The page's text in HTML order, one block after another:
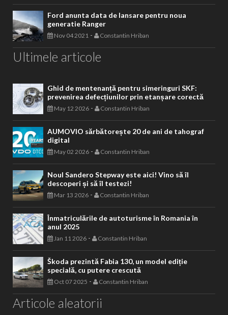
Ford anunta data de lansare pentru noua
generatie Ranger
Nov 04 2021 - Constantin Hriban
Ultimele articole
Ghid de mentenanță pentru simeringuri SKF:
prevenirea defecțiunilor prin etanșare corectă
May 12 2026 - Constantin Hriban
AUMOVIO sărbătorește 20 de ani de tahograf
digital
May 02 2026 - Constantin Hriban
Noul Sandero Stepway este aici! Vino să îl
descoperi și să îl testezi!
Mar 13 2026 - Constantin Hriban
Înmatriculările de autoturisme în Romania în
anul 2025
Jan 11 2026 - Constantin Hriban
Škoda prezintă Fabia 130, un model ediție
specială, cu putere crescută
Oct 07 2025 - Constantin Hriban
Articole aleatorii